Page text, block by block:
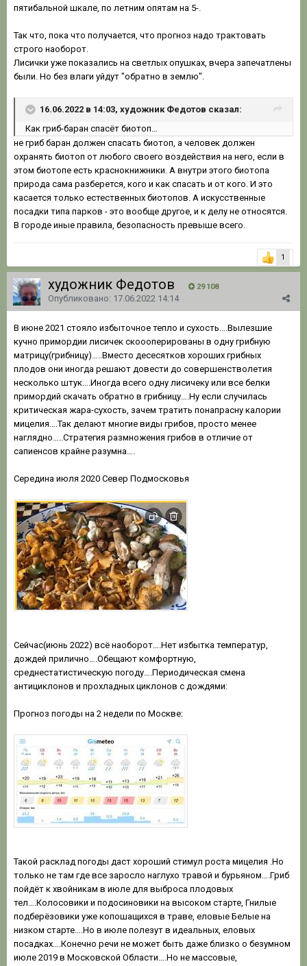
пятибальной шкале, по летним опятам на 5-.
Так что, пока что получается, что прогноз надо трактовать
строго наоборот.
Лисички уже показались на светлых опушках, вчера запечатлены
были. Но без влаги уйдут "обратно в землю".
16.06.2022 в 14:03, художник Федотов сказал:
Как гриб-баран спасёт биотоп…
не гриб баран должен спасать биотоп, а человек должен
охранять биотоп от любого своего воздействия на него, если в
этом биотопе есть краснокнижники. А внутри этого биотопа
природа сама разберется, кого и как спасать и от кого. И это
касается только естественных биотопов. А искусственные
посадки типа парков - это вообще другое, и к делу не относятся.
В городе иные правила, безопасность превыше всего.
1
художник Федотов 29 108
Опубликовано: 17.06.2022 14:14
В июне 2021 стояло избыточное тепло и сухость….Вылезшие
кучно примордии лисичек скоооперированы в одну грибную
матрицу(грибницу)…..Вместо десесятков хороших грибных
плодов они иногда решают довести до совершенстволетия
несколько штук….Иногда всего одну лисичеку или все белки
примордий скачать обратно в грибницу….Ну если случилась
критическая жара-сухость, зачем тратить понапрасну калории
мицелия….Так делают многие виды грибов, просто менее
наглядно…..Стратегия размножения грибов в отличие от
сапиенсов крайне разумна….
Середина июля 2020 Север Подмосковья
Сейчас(июнь 2022) всё наоборот….Нет избытка температур,
дождей прилично….Обещают комфортную,
среднестатистическую погоду….Периодическая смена
антициклонов и прохладных циклонов с дождями:
Прогноз погоды на 2 недели по Москве:
Такой расклад погоды даст хороший стимул роста мицелия .Но
только не там где все заросло наглухо травой и бурьяном….Гриб
пойдёт к хвойникам в июле для выброса плодовых
тел….Колосовики и подосиновики на высоком старте, Гнилые
подберёзовики уже копошащихся в траве, еловые Белые на
низком старте….Но в июле полезут в идеальных, еловых
посадках….Конечно речи не может быть даже близко о безумном
июле 2019 в Московской Области….Но не массовые,